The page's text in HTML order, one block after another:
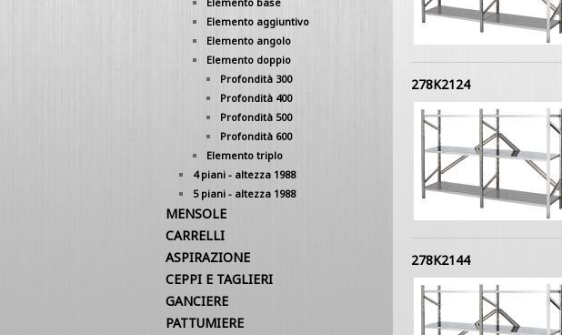
278K2124
278K2144
Elemento aggiuntivo
Elemento angolo
Elemento doppio
Profondità 300
Profondità 400
Profondità 500
Profondità 600
Elemento triplo
4 piani - altezza 1988
5 piani - altezza 1988
MENSOLE
CARRELLI
ASPIRAZIONE
CEPPI E TAGLIERI
GANCIERE
PATTUMIERE